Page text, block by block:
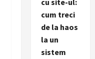
cu site-ul:
cum treci
de la haos
la un
sistem